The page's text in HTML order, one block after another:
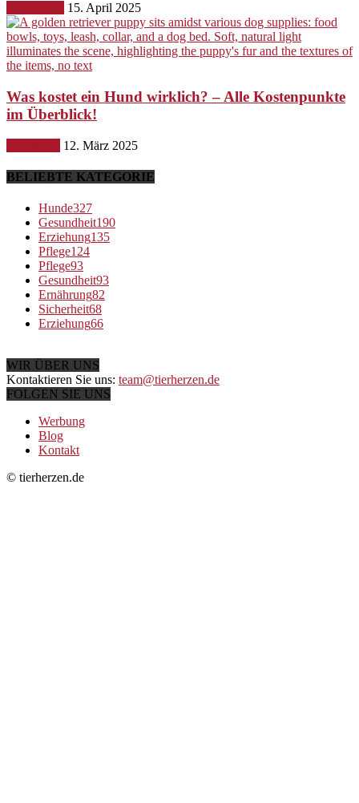
15. April 2025
Was kostet ein Hund wirklich? – Alle Kostenpunkte
im Überblick!
12. März 2025
BELIEBTE KATEGORIE
Hunde327
Gesundheit190
Erziehung135
Pflege124
Pflege93
Gesundheit93
Ernährung82
Sicherheit68
Erziehung66
WIR ÜBER UNS
Kontaktieren Sie uns: team@tierherzen.de
FOLGEN SIE UNS
Werbung
Blog
Kontakt
© tierherzen.de